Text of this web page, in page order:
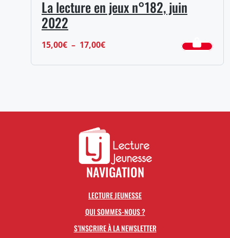
La lecture en jeux n°182, juin
2022
15,00€ – 17,00€Plage
à
NAVIGATION
LECTURE JEUNESSE
QUI SOMMES-NOUS ?
S’INSCRIRE À LA NEWSLETTER